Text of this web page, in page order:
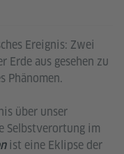
Ereignis: Zwei
Erde aus gesehen zu
Phänomen.
über unser
Selbstverortung im
ist eine Eklipse der